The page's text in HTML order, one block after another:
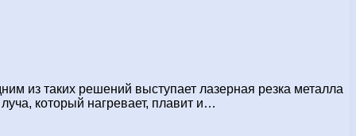
из таких решений выступает лазерная резка металла
который нагревает, плавит и…